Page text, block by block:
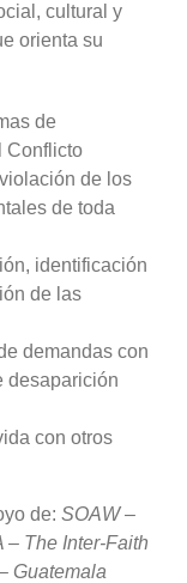
cultural y
orienta su
de
Conflicto
de los
de toda
identificación
de las
demandas con
desaparición
con otros
de: SOAW –
– The Inter-Faith
Guatemala